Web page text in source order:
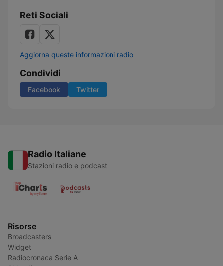
Reti Sociali
Aggiorna queste informazioni radio
Condividi
Facebook Twitter
Radio Italiane
Stazioni radio e podcast
Risorse
Broadcasters
Widget
Radiocronaca Serie A